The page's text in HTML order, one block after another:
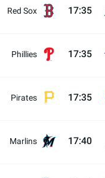
Red Sox 17:35
Phillies 17:35
Pirates 17:35
Marlins 17:40